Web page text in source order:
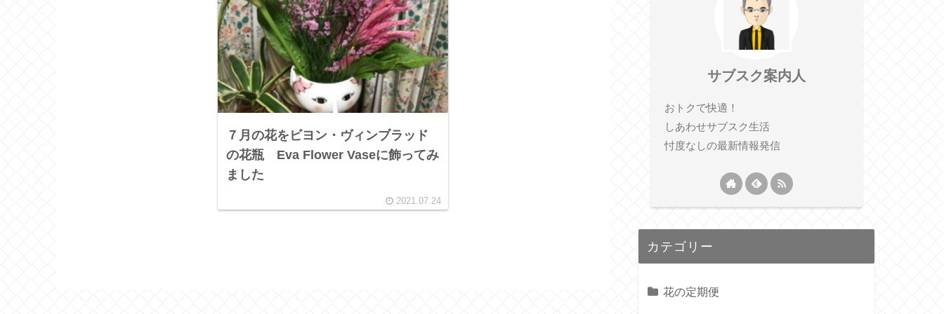
７月の花をビヨン・ヴィンブラッド
の花瓶 Eva Flower Vaseに飾ってみ
ました
2021.07.24
サブスク案内人
おトクで快適！
しあわせサブスク生活
忖度なしの最新情報発信
カテゴリー
花の定期便